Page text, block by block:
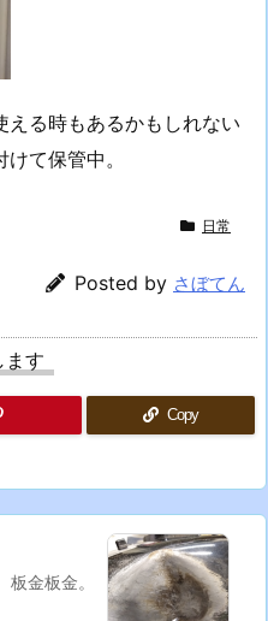
える時もあるかもしれない
て保管中。
日常
Posted by さぼてん
ます
Copy
板金板金。